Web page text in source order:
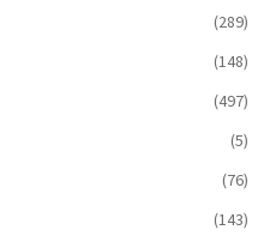
(289)
(148)
(497)
(5)
(76)
(143)